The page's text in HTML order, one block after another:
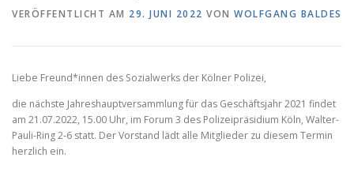
VERÖFFENTLICHT AM 29. JUNI 2022 VON WOLFGANG BALDES
Liebe Freund*innen des Sozialwerks der Kölner Polizei,
die nächste Jahreshauptversammlung für das Geschäftsjahr 2021 findet
am 21.07.2022, 15.00 Uhr, im Forum 3 des Polizeipräsidium Köln, Walter-
Pauli-Ring 2-6 statt. Der Vorstand lädt alle Mitglieder zu diesem Termin
herzlich ein.